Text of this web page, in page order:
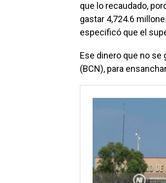
que lo recaudado,
gastar 4,724.6
especificó que el
Ese dinero que no se
(BCN), para